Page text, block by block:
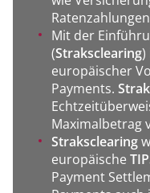
Mit der
(Straksclearing)
europäischer
Payments.
Maximalbetrag
Straksclearing
europäische
Payment